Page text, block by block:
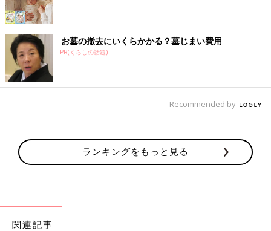
お墓の撤去にいくらかかる？墓じまい費用
PR(くらしの話題)
Recommended by
ランキングをもっと見る
関連記事